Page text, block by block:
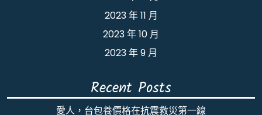
2023 年 11 月
2023 年 10 月
2023 年 9 月
Recent Posts
愛人，台包養價格在抗震救災第一線